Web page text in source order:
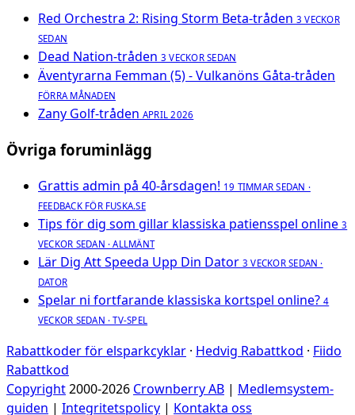
Red Orchestra 2: Rising Storm Beta-tråden 3 VECKOR
SEDAN
Dead Nation-tråden 3 VECKOR SEDAN
Äventyrarna Femman (5) - Vulkanöns Gåta-tråden
FÖRRA MÅNADEN
Zany Golf-tråden APRIL 2026
Övriga foruminlägg
Grattis admin på 40-årsdagen! 19 TIMMAR SEDAN ·
FEEDBACK FÖR FUSKA.SE
Tips för dig som gillar klassiska patiensspel online 3
VECKOR SEDAN · ALLMÄNT
Lär Dig Att Speeda Upp Din Dator 3 VECKOR SEDAN ·
DATOR
Spelar ni fortfarande klassiska kortspel online? 4
VECKOR SEDAN · TV-SPEL
Rabattkoder för elsparkcyklar · Hedvig Rabattkod · Fiido
Rabattkod
Copyright2000-2026 Crownberry AB | Medlemsystem-
guiden | Integritetspolicy | Kontakta oss